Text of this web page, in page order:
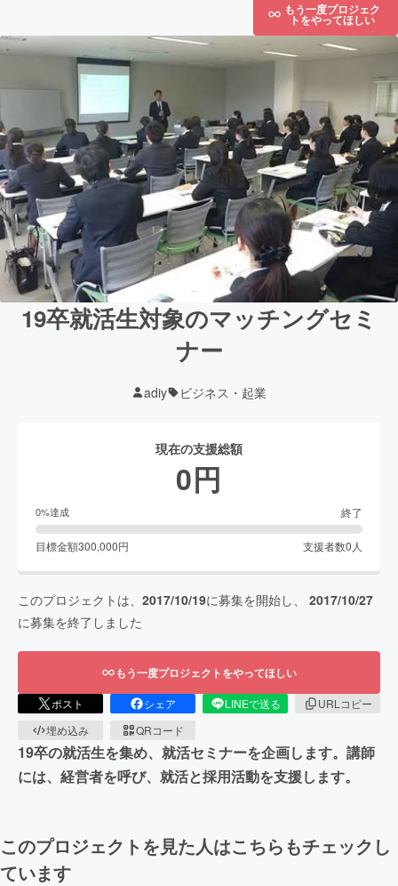
もう一度プロジェク
トをやってほしい
19卒就活生対象のマッチングセミ
ナー
adiy ビジネス・起業
現在の支援総額
0円
0%達成 終了
目標金額300,000円 支援者数0 人
このプロジェクトは、 2017/10/19に募集を開始し、 2017/10/27
に募集を終了しました
もう一度プロジェクトをやってほしい
ポスト シェア LINEで送る
URLコピー
埋め込み
QRコード
19卒の就活生を集め、就活セミナーを企画します。講師
には、経営者を呼び、就活と採用活動を支援します。
このプロジェクトを見た人はこちらもチェックし
ています